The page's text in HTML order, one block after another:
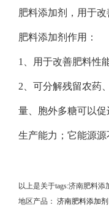
肥料添加剂，用于
肥料添加剂作用：
1、用于改善肥料性
2、可分解残留农药
量、胞外多糖可以
生产能力；它能源
以上是关于tags:济南肥料
地区产品： 济南肥料添加剂